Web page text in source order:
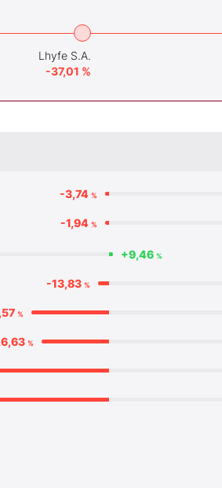
Lhyfe S.A.
-37,01 %
-3,74 %
-1,94 %
+9,46 %
-13,83 %
%
%